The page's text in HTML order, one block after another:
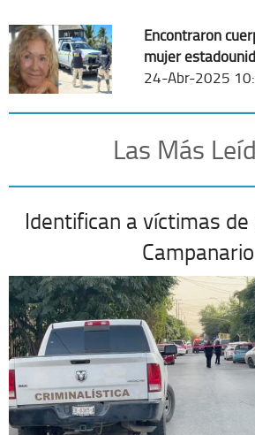
Encontraron
mujer
24-Abr-2025
Las Más
Identifican a víctimas
Campanario